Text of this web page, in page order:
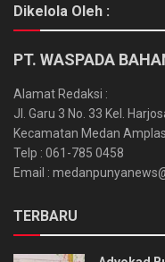
Dikelola Oleh :
PT. WASPADA
Alamat Redaksi :
Jl. Garu 3 No. 33 Kel.
Kecamatan Medan
Telp : 061-785 0458
Email :
TERBARU